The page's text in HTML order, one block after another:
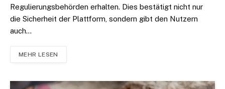
Regulierungsbehörden erhalten. Dies bestätigt nicht nur
die Sicherheit der Plattform, sondern gibt den Nutzern
auch…
MEHR LESEN